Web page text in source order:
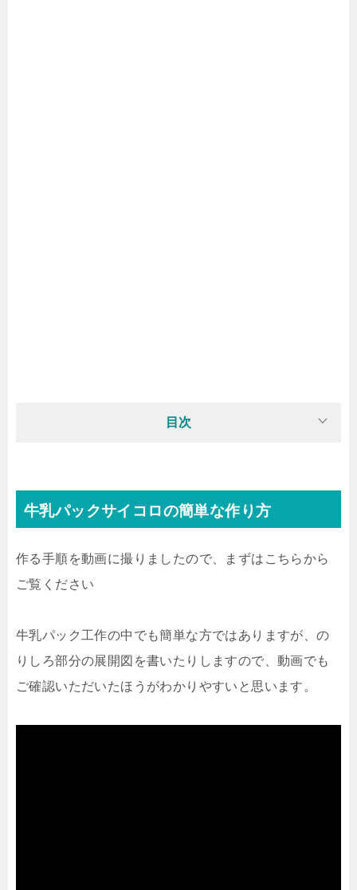
目次
牛乳パックサイコロの簡単な作り方
作る手順を動画に撮りましたので、まずはこちらから
ご覧ください
牛乳パック工作の中でも簡単な方ではありますが、の
りしろ部分の展開図を書いたりしますので、動画でも
ご確認いただいたほうがわかりやすいと思います。